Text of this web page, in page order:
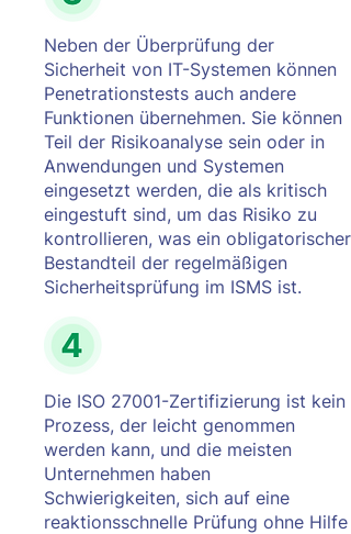
Neben der Überprüfung der
Sicherheit von IT-Systemen können
Penetrationstests auch andere
Funktionen übernehmen. Sie können
Teil der Risikoanalyse sein oder in
Anwendungen und Systemen
eingesetzt werden, die als kritisch
eingestuft sind, um das Risiko zu
kontrollieren, was ein obligatorischer
Bestandteil der regelmäßigen
Sicherheitsprüfung im ISMS ist.
Die ISO 27001-Zertifizierung ist kein
Prozess, der leicht genommen
werden kann, und die meisten
Unternehmen haben
Schwierigkeiten, sich auf eine
reaktionsschnelle Prüfung ohne Hilfe